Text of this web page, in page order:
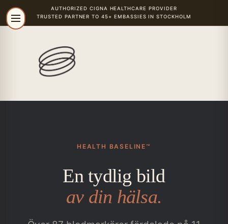
AUTHORIZED CIGNA HEALTHCARE PROVIDER
TRUSTED PARTNER TO 45+ EMBASSIES IN STOCKHOLM
HEALTH BASELINE™
En tydlig bild
av din hälsa.